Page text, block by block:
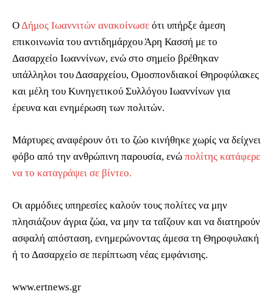
ΟΔήμος Ιωαννιτών ανακοίνωσε ότι υπήρξε άμεση
επικοινωνία του αντιδημάρχου Άρη Κασσή με το
Δασαρχείο Ιωαννίνων, ενώ στο σημείο βρέθηκαν
υπάλληλοι του Δασαρχείου, Ομοσπονδιακοί Θηροφύλακες
και μέλη του Κυνηγετικού Συλλόγου Ιωαννίνων για
έρευνα και ενημέρωση των πολιτών.
Μάρτυρες αναφέρουν ότι το ζώο κινήθηκε χωρίς να δείχνει
φόβο από την ανθρώπινη παρουσία, ενώ πολίτης κατάφερε
να το καταγράψει σε βίντεο.
Οι αρμόδιες υπηρεσίες καλούν τους πολίτες να μην
πλησιάζουν άγρια ζώα, να μην τα ταΐζουν και να διατηρούν
ασφαλή απόσταση, ενημερώνοντας άμεσα τη Θηροφυλακή
ή το Δασαρχείο σε περίπτωση νέας εμφάνισης.
www.ertnews.gr